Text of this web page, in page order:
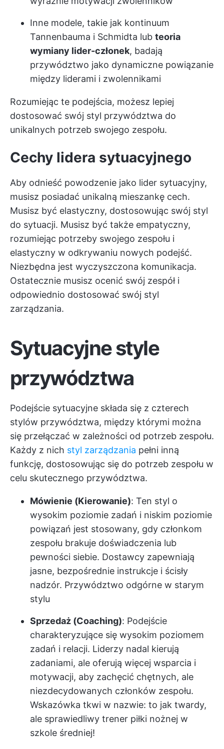
Inne modele, takie jak kontinuum
Tannenbauma i Schmidta lub teoria
wymiany lider-członek, badają
przywództwo jako dynamiczne powiązanie
między liderami i zwolennikami
Rozumiejąc te podejścia, możesz lepiej
dostosować swój styl przywództwa do
unikalnych potrzeb swojego zespołu.
Cechy lidera sytuacyjnego
Aby odnieść powodzenie jako lider sytuacyjny,
musisz posiadać unikalną mieszankę cech.
Musisz być elastyczny, dostosowując swój styl
do sytuacji. Musisz być także empatyczny,
rozumiejąc potrzeby swojego zespołu i
elastyczny w odkrywaniu nowych podejść.
Niezbędna jest wyczyszczona komunikacja.
Ostatecznie musisz ocenić swój zespół i
odpowiednio dostosować swój styl
zarządzania.
Sytuacyjne style
przywództwa
Podejście sytuacyjne składa się z czterech
stylów przywództwa, między którymi można
się przełączać w zależności od potrzeb zespołu.
Każdy z nich styl zarządzania pełni inną
funkcję, dostosowując się do potrzeb zespołu w
celu skutecznego przywództwa.
Mówienie (Kierowanie): Ten styl o
wysokim poziomie zadań i niskim poziomie
powiązań jest stosowany, gdy członkom
zespołu brakuje doświadczenia lub
pewności siebie. Dostawcy zapewniają
jasne, bezpośrednie instrukcje i ścisły
nadzór. Przywództwo odgórne w starym
stylu
Sprzedaż (Coaching): Podejście
charakteryzujące się wysokim poziomem
zadań i relacji. Liderzy nadal kierują
zadaniami, ale oferują więcej wsparcia i
motywacji, aby zachęcić chętnych, ale
niezdecydowanych członków zespołu.
Wskazówka tkwi w nazwie: to jak twardy,
ale sprawiedliwy trener piłki nożnej w
szkole średniej!